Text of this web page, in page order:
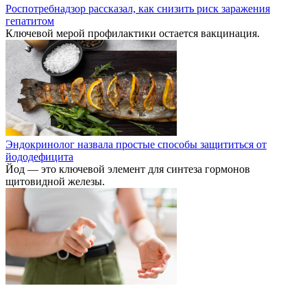
Роспотребнадзор рассказал, как снизить риск заражения
гепатитом
Ключевой мерой профилактики остается вакцинация.
Эндокринолог назвала простые способы защититься от
йододефицита
Йод — это ключевой элемент для синтеза гормонов
щитовидной железы.